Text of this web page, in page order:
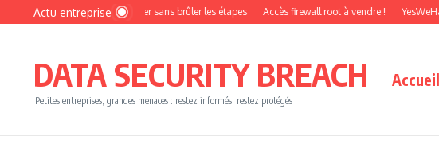
Aller au contenu
Actu entreprise
devenir pentester sans brûler les étapes Accès firewall root à vendre ! YesWeHack
DATA SECURITY BREACH
Petites entreprises, grandes menaces : restez informés, restez protégés
Accueil